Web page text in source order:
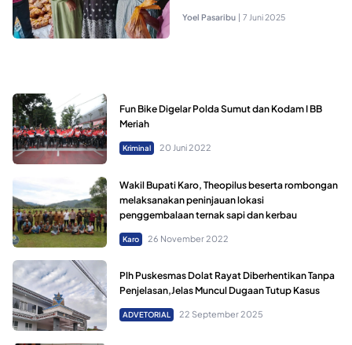
Yoel Pasaribu | 7 Juni 2025
Fun Bike Digelar Polda Sumut dan Kodam I BB
Meriah
Kriminal 20 Juni 2022
Wakil Bupati Karo, Theopilus beserta rombongan
melaksanakan peninjauan lokasi
penggembalaan ternak sapi dan kerbau
Karo 26 November 2022
Plh Puskesmas Dolat Rayat Diberhentikan Tanpa
Penjelasan,Jelas Muncul Dugaan Tutup Kasus
ADVETORIAL 22 September 2025